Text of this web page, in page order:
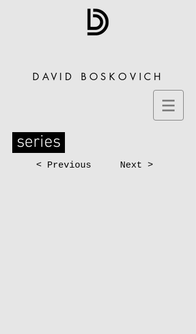
DAVID BOSKOVICH
series
< Previous Next >